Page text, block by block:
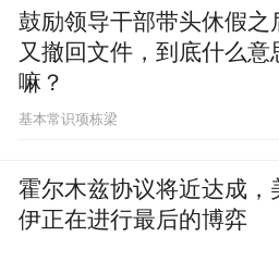
鼓励领导干部带头休假之
又撤回文件，到底什么意
嘛？
基本常识项栋梁
霍尔木兹协议将近达成，
伊正在进行最后的博弈